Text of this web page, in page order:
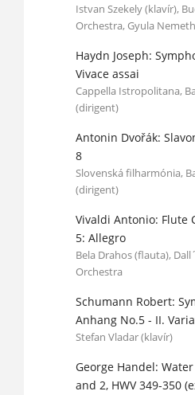
Istvan Szekely (klavír),
Orchestra, Gyula
Haydn Joseph:
Vivace assai
Cappella Istropolitana,
(dirigent)
Antonin Dvořák:
8
Slovenská filharmónia,
(dirigent)
Vivaldi Antonio: Flute
5: Allegro
Bela Drahos (flauta),
Orchestra
Schumann Robert:
Anhang No.5 - II.
Stefan Vladar (klavír)
George Handel:
and 2, HWV 349-350